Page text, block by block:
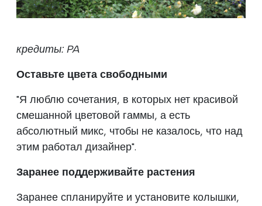
кредиты: PA
Оставьте цвета свободными
"Я люблю сочетания, в которых нет красивой
смешанной цветовой гаммы, а есть
абсолютный микс, чтобы не казалось, что над
этим работал дизайнер".
Заранее поддерживайте растения
Заранее спланируйте и установите колышки,